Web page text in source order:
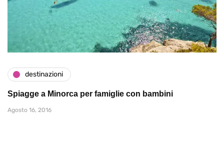
destinazioni
Spiagge a Minorca per famiglie con bambini
Agosto 16, 2016